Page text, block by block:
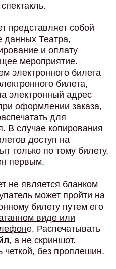
представляет собой
данных Театра,
и оплату
мероприятие.
электронного билета
билета,
электронный адрес
оформлении заказа,
для
В случае копирования
доступ на
только по тому билету,
первым.
не является бланком
может пройти на
билету путем его
виде или
е. Распечатывать
, а не скриншот.
четкой, без проплешин.